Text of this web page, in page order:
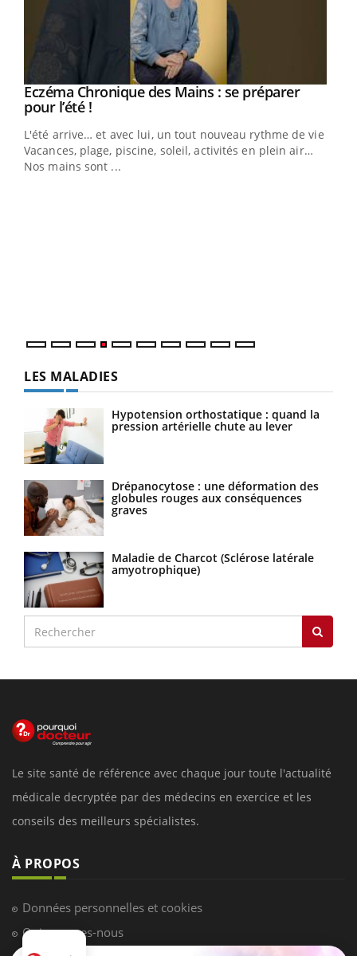
Youtube
Eczéma Chronique des Mains : se préparer
pour l’été !Youtube
L'été arrive… et avec lui, un tout nouveau rythme de vie !
Vacances, plage, piscine, soleil, activités en plein air…
Nos mains sont ...
LES MALADIES
Hypotension orthostatique : quand la
pression artérielle chute au lever
Drépanocytose : une déformation des
globules rouges aux conséquences
graves
Maladie de Charcot (Sclérose latérale
amyotrophique)
Le site santé de référence avec chaque jour toute l'actualité
médicale decryptée par des médecins en exercice et les
conseils des meilleurs spécialistes.
À PROPOS
Données personnelles et cookies
Qui sommes-nous